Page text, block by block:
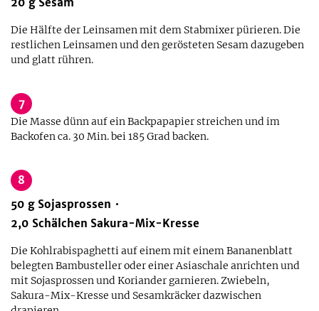
Die Hälfte der Leinsamen mit dem Stabmixer pürieren. Die
restlichen Leinsamen und den gerösteten Sesam dazugeben
und glatt rühren.
7
Die Masse dünn auf ein Backpapapier streichen und im
Backofen ca. 30 Min. bei 185 Grad backen.
8
50 g Sojasprossen
2,0 Schälchen Sakura-Mix-Kresse
Die Kohlrabispaghetti auf einem mit einem Bananenblatt
belegten Bambusteller oder einer Asiaschale anrichten und
mit Sojasprossen und Koriander garnieren. Zwiebeln,
Sakura-Mix-Kresse und Sesamkräcker dazwischen